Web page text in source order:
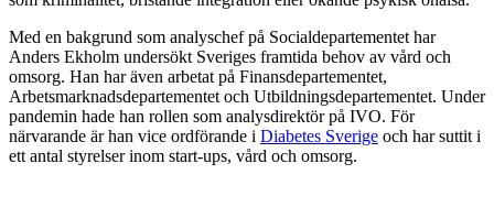
Med en bakgrund som analyschef på Socialdepartementet har
Anders Ekholm undersökt Sveriges framtida behov av vård och
omsorg. Han har även arbetat på Finansdepartementet,
Arbetsmarknadsdepartementet och Utbildningsdepartementet. Under
pandemin hade han rollen som analysdirektör på IVO. För
närvarande är han vice ordförande i Diabetes Sverige och har suttit i
ett antal styrelser inom start-ups, vård och omsorg.